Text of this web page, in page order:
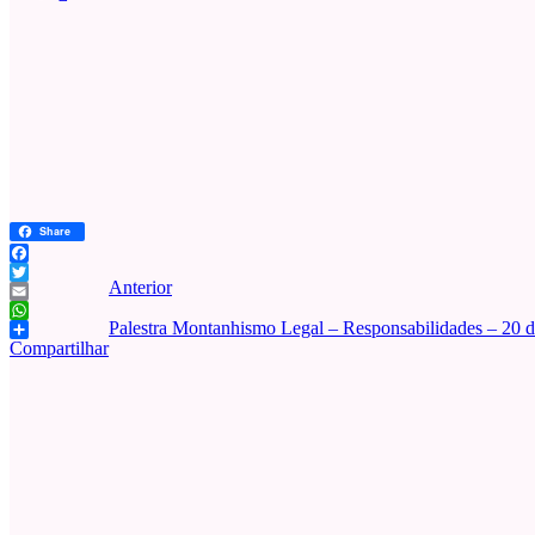
Share
Facebook
Twitter
Email
WhatsApp
Compartilhar
Anterior
Palestra Montanhismo Legal – Responsabilidades – 20